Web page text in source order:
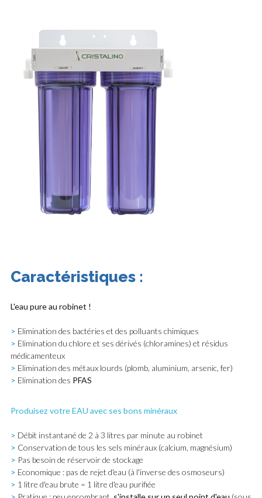
Caractéristiques :
L'eau pure au robinet !
> Elimination des bactéries et des polluants chimiques
> Elimination du chlore et ses dérivés (chloramines) et résidus
médicamenteux
> Elimination des métaux lourds (plomb, aluminium, arsenic, fer)
> Elimination des PFAS
Produisez votre EAU avec ses bons minéraux
> Débit instantané de 2 à 3 litres par minute au robinet
> Conservation de tous les sels minéraux (calcium, magnésium)
> Pas besoin de réservoir de stockage
> Economique : pas de rejet d'eau (à l'inverse des osmoseurs)
> 1 litre d'eau brute = 1 litre d'eau purifiée